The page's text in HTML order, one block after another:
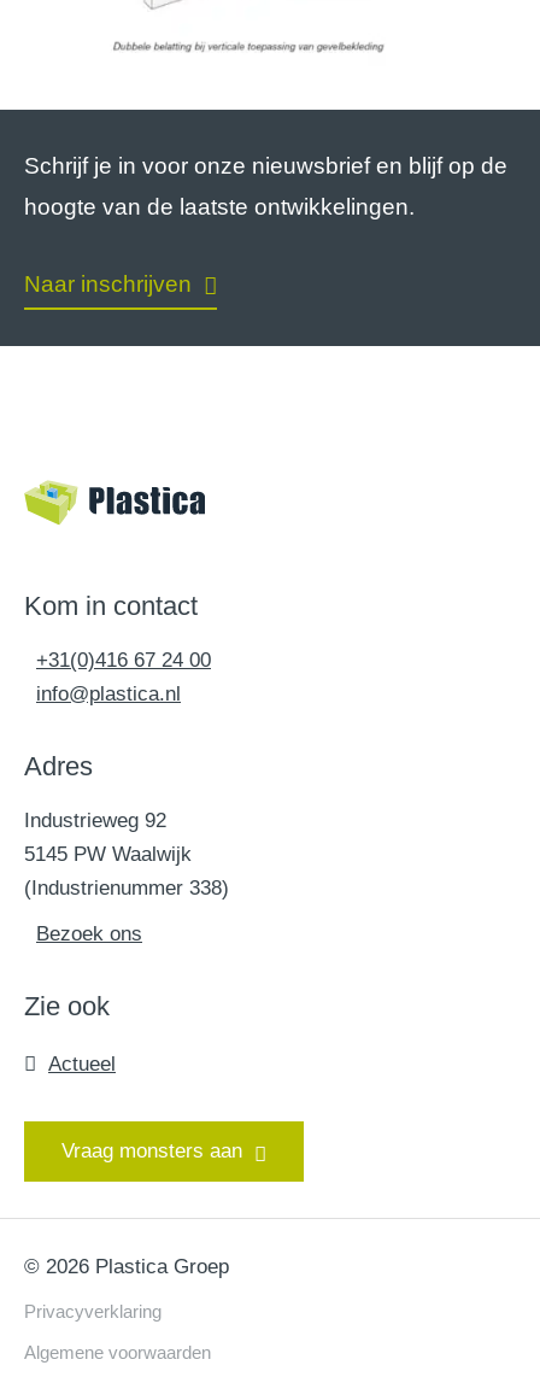
Schrijf je in voor onze nieuwsbrief en blijf op de
hoogte van de laatste ontwikkelingen.
Naar inschrijven
Kom in contact
+31(0)416 67 24 00
info@plastica.nl
Adres
Industrieweg 92
5145 PW Waalwijk
(Industrienummer 338)
Bezoek ons
Zie ook
Actueel
Vraag monsters aan
© 2026 Plastica Groep
Privacyverklaring
Algemene voorwaarden